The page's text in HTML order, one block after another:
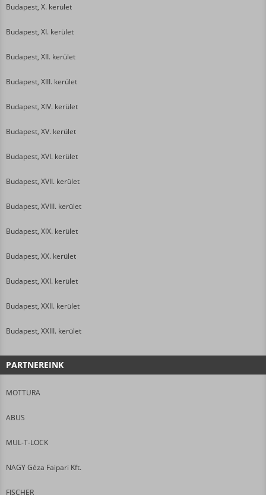
Budapest, X. kerület
Budapest, XI. kerület
Budapest, XII. kerület
Budapest, XIII. kerület
Budapest, XIV. kerület
Budapest, XV. kerület
Budapest, XVI. kerület
Budapest, XVII. kerület
Budapest, XVIII. kerület
Budapest, XIX. kerület
Budapest, XX. kerület
Budapest, XXI. kerület
Budapest, XXII. kerület
Budapest, XXIII. kerület
PARTNEREINK
MOTTURA
ABUS
MUL-T-LOCK
NAGY Géza Faipari Kft.
FISCHER